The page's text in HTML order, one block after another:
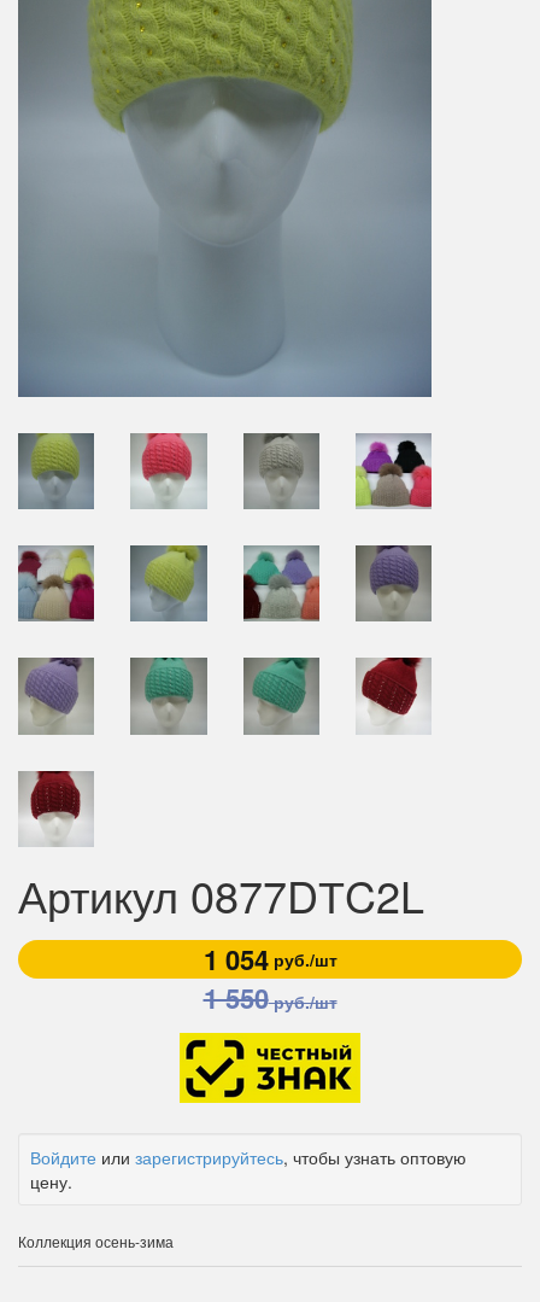
Артикул 0877DТC2L
1 054руб./шт
1 550руб./шт
Войдите или зарегистрируйтесь, чтобы узнать оптовую
цену.
Коллекция осень-зима